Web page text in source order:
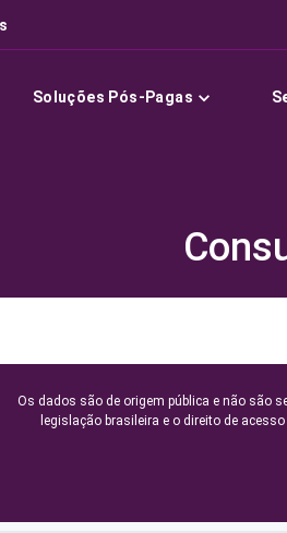
Soluções Pós-Pagas
Os dados são de origem pública e não são
legislação brasileira e o direito de